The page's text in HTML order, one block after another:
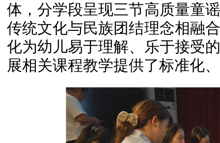
体，分学段呈现三节高质量童
传统文化与民族团结理念相融
化为幼儿易于理解、乐于接受
展相关课程教学提供了标准化